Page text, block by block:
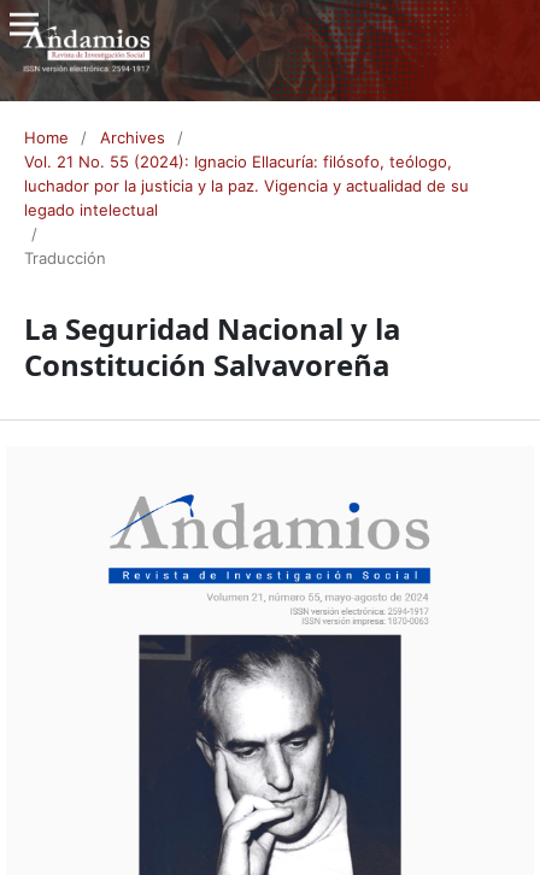
Home / Archives
/
Vol. 21 No. 55 (2024): Ignacio Ellacuría: filósofo, teólogo,
luchador por la justicia y la paz. Vigencia y actualidad de su
legado intelectual
/
Traducción
La Seguridad Nacional y la
Constitución Salvavoreña